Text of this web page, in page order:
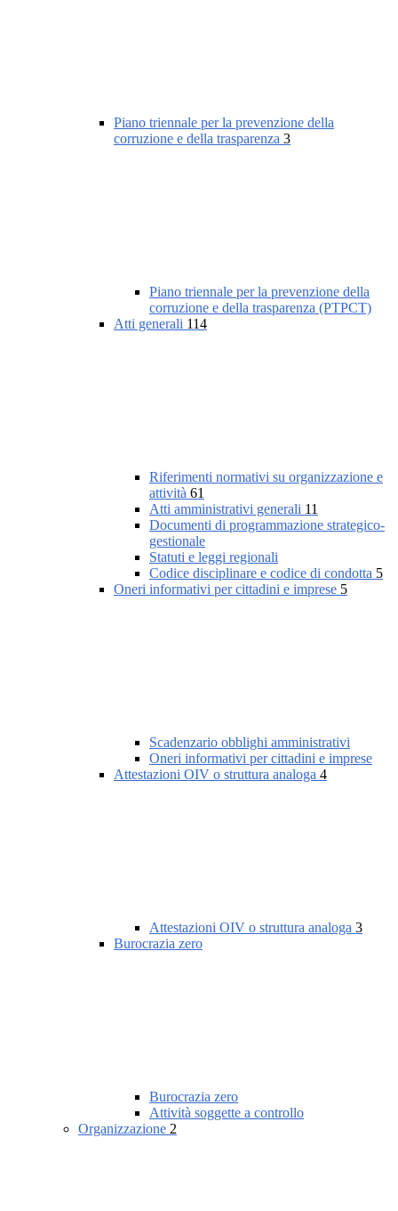
Piano triennale per la prevenzione della
corruzione e della trasparenza 3
Piano triennale per la prevenzione della
corruzione e della trasparenza (PTPCT)
Atti generali 114
Riferimenti normativi su organizzazione e
attività 61
Atti amministrativi generali 11
Documenti di programmazione strategico-
gestionale
Statuti e leggi regionali
Codice disciplinare e codice di condotta 5
Oneri informativi per cittadini e imprese 5
Scadenzario obblighi amministrativi
Oneri informativi per cittadini e imprese
Attestazioni OIV o struttura analoga 4
Attestazioni OIV o struttura analoga 3
Burocrazia zero
Burocrazia zero
Attività soggette a controllo
Organizzazione 2